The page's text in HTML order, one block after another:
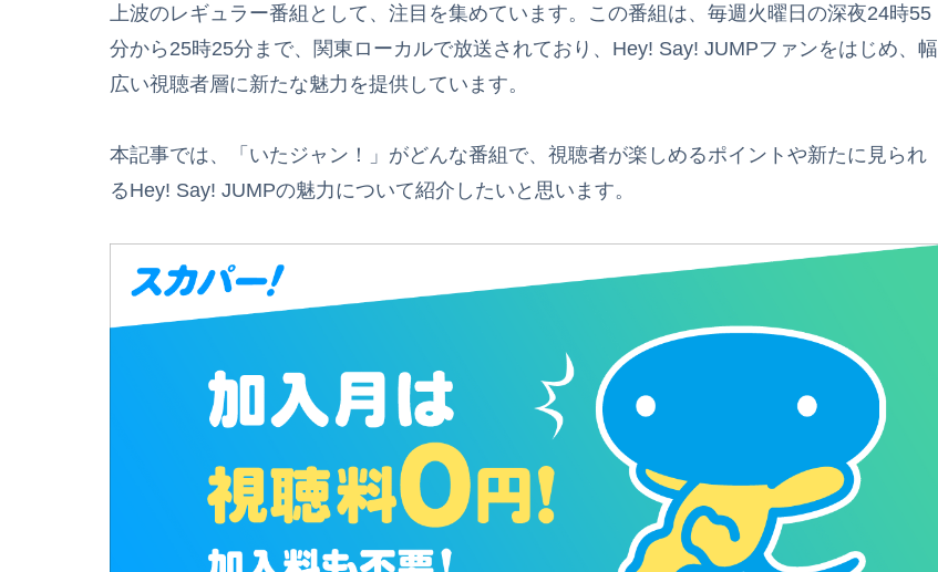
上波のレギュラー番組として、注目を集めています。この番組は、毎週火曜日の深夜24時55
分から25時25分まで、関東ローカルで放送されており、Hey! Say! JUMPファンをはじめ、幅
広い視聴者層に新たな魅力を提供しています。
本記事では、「いたジャン！」がどんな番組で、視聴者が楽しめるポイントや新たに見られ
るHey! Say! JUMPの魅力について紹介したいと思います。